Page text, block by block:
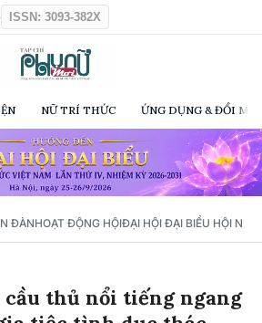
ISSN: 3093-382X
NỮ TRÍ THỨC ỨNG DỤNG & ĐỔI
ĐÀNHOẠT ĐỘNG HỘIĐẠI HỘI ĐẠI BIỂU HỘI NỮ
thủ nổi tiếng ngang